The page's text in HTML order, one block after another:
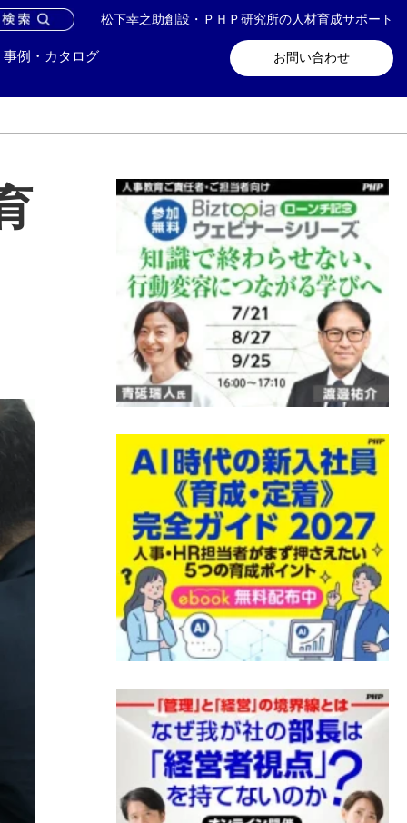
松下幸之助創設・ＰＨＰ研究所の人材育成サポート
お問い合わせ
事例・カタログ
い合わせ メールマガジン登録